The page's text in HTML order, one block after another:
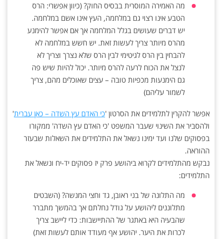
מה האמירה המוסרית בבסיס החוק? (כיוון אפשרי: הרס
הטבע אינו רצוי גם במלחמה, העץ אינו אשם במלחמה.
יש דברים שעושים בגלל המלחמה אך אם אפשר להימנע
מהרס מיותר צריך לעשות זאת. יש חשש במלחמה לא
להבחין בין הרס לגיטימי לבין הרס שלא נצרך וצריך לא
לנצל את הכוח לרעה להרס מיותר. יכול להיות שיש פה
גם הימנעות מכפיות טובה – עצים שאוכלים מהם, צריך
לשמור עליהם)
אפשר להקרין לתלמידים את הסרטון 'כי האדם עץ השדה – כאן עברית'
ולהסביר את השינוי שעבר המשפט 'כי האדם עץ השדה' ממקורו
בפסוקים שלנו ועד ימינו נשאל את התלמידים את השאלות שבעזר
ההוראה.
נבקש מהתלמידים לקרוא ביהושע פרק יז פסוקים יד-יח ונשאל את
התלמידים:
מה התלונה של בני ראובן, גד וחצי המנשה? (השבטים
מתלוננים ליהושע על גודל נחלתם אך בהמשך מתברר
שהבעיה היא באתגר של ההתיישבות: כדי ליישב צריך
לכרות את היער. יהושע אף מעודד אותם לעשות זאת)